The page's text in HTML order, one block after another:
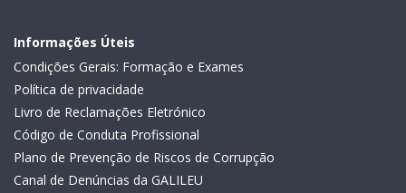
Informações Úteis
Condições Gerais: Formação e Exames
Política de privacidade
Livro de Reclamações Eletrónico
Código de Conduta Profissional
Plano de Prevenção de Riscos de Corrupção
Canal de Denúncias da GALILEU